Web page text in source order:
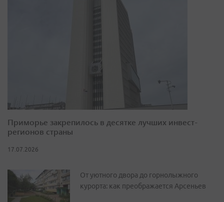
Приморье закрепилось в десятке лучших инвест-
регионов страны
17.07.2026
От уютного двора до горнолыжного
курорта: как преображается Арсеньев